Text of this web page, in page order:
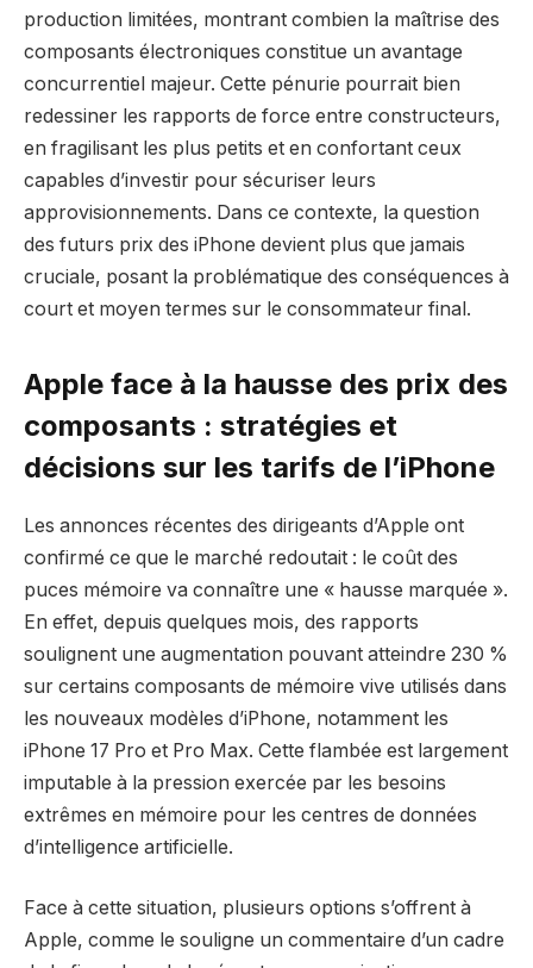
production limitées, montrant combien la maîtrise des
composants électroniques constitue un avantage
concurrentiel majeur. Cette pénurie pourrait bien
redessiner les rapports de force entre constructeurs,
en fragilisant les plus petits et en confortant ceux
capables d’investir pour sécuriser leurs
approvisionnements. Dans ce contexte, la question
des futurs prix des iPhone devient plus que jamais
cruciale, posant la problématique des conséquences à
court et moyen termes sur le consommateur final.
Apple face à la hausse des prix des
composants : stratégies et
décisions sur les tarifs de l’iPhone
Les annonces récentes des dirigeants d’Apple ont
confirmé ce que le marché redoutait : le coût des
puces mémoire va connaître une « hausse marquée ».
En effet, depuis quelques mois, des rapports
soulignent une augmentation pouvant atteindre 230 %
sur certains composants de mémoire vive utilisés dans
les nouveaux modèles d’iPhone, notamment les
iPhone 17 Pro et Pro Max. Cette flambée est largement
imputable à la pression exercée par les besoins
extrêmes en mémoire pour les centres de données
d’intelligence artificielle.
Face à cette situation, plusieurs options s’offrent à
Apple, comme le souligne un commentaire d’un cadre